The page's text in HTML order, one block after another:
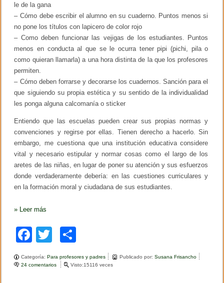
le de la gana
– Cómo debe escribir el alumno en su cuaderno. Puntos menos si
no pone los títulos con lapicero de color rojo
– Como deben funcionar las vejigas de los estudiantes. Puntos
menos en conducta al que se le ocurra tener pipi (pichi, pila o
como quieran llamarla) a una hora distinta de la que los profesores
permiten.
– Cómo deben forrarse y decorarse los cuadernos. Sanción para el
que siguiendo su propia estética y su sentido de la individualidad
les ponga alguna calcomanía o sticker
Entiendo que las escuelas pueden crear sus propias normas y
convenciones y regirse por ellas. Tienen derecho a hacerlo. Sin
embargo, me cuestiona que una institución educativa considere
vital y necesario estipular y normar cosas como el largo de los
aretes de las niñas, en lugar de poner su atención y sus esfuerzos
donde verdaderamente debería: en las cuestiones curriculares y
en la formación moral y ciudadana de sus estudiantes.
» Leer más
F
a
c
tt
m
Categoría:Para profesores y padres Publicado por:Susana Frisancho
24 comentarios
Visto:15116 veces